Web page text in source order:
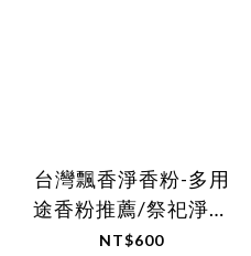
台灣飄香淨香粉-多用
途香粉推薦/祭祀淨化
神尊金光
NT$600